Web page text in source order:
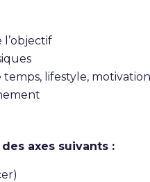
lifestyle, motivation
axes suivants :